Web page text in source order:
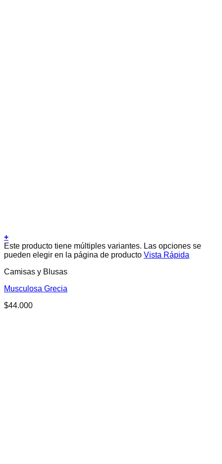
+
Este producto tiene múltiples variantes. Las opciones se
pueden elegir en la página de producto Vista Rápida
Camisas y Blusas
Musculosa Grecia
$44.000